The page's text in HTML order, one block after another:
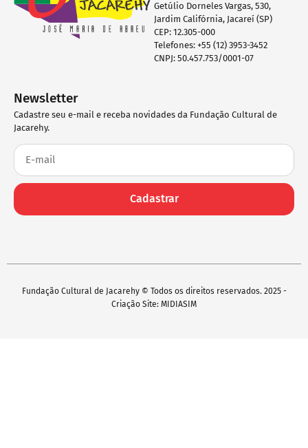
Getúlio Dorneles Vargas, 530,
Jardim Califórnia, Jacareí (SP)
CEP: 12.305-000
Telefones: +55 (12) 3953-3452
CNPJ: 50.457.753/0001-07
Newsletter
Cadastre seu e-mail e receba novidades da Fundação Cultural de
Jacarehy.
Cadastrar
Fundação Cultural de Jacarehy © Todos os direitos reservados. 2025 -
Criação Site: MIDIASIM